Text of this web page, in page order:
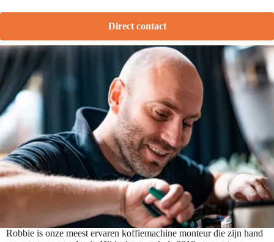
Direct contact
Robbie is onze meest ervaren koffiemachine monteur die zijn hand